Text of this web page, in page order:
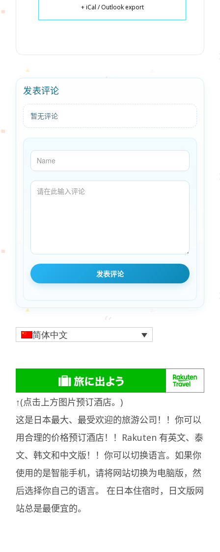
+ iCal / Outlook export
发表评论
暂无评论
简体中文
↑(点击上方图片预订酒店。)
这是日本最大、最受欢迎的旅游公司！！你可以
用合理的价格预订酒店！！Rakuten 有英文、泰
文、韩文和中文版！！你可以切换语言。如果你
使用的是智能手机，请将网站切换为电脑版，然
后选择你自己的语言。在日本住宿时，日文版网
站总是最便宜的。